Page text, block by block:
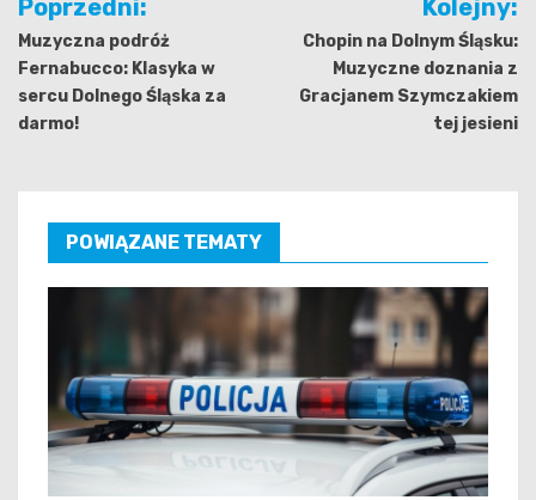
wpisu
Poprzedni:
Muzyczna podróż
Fernabucco: Klasyka w
sercu Dolnego Śląska za
darmo!
Kolejny:
Chopin na Dolnym Śląsku:
Muzyczne doznania z
Gracjanem Szymczakiem
tej jesieni
POWIĄZANE TEMATY